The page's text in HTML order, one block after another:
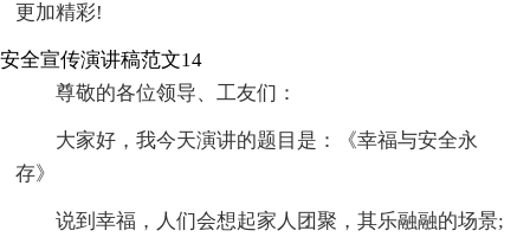
更加精彩!
安全宣传演讲稿范文14
尊敬的各位领导、工友们：
大家好，我今天演讲的题目是：《幸福与安全永
存》
说到幸福，人们会想起家人团聚，其乐融融的场景;